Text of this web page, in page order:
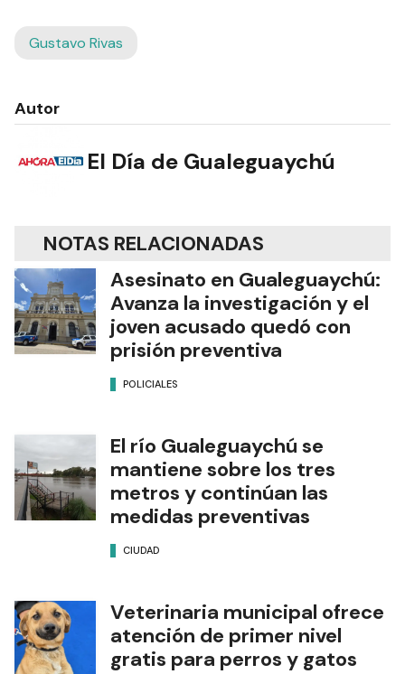
Gustavo Rivas
Autor
El Día de Gualeguaychú
NOTAS RELACIONADAS
Asesinato en Gualeguaychú:
Avanza la investigación y el
joven acusado quedó con
prisión preventiva
POLICIALES
El río Gualeguaychú se
mantiene sobre los tres
metros y continúan las
medidas preventivas
CIUDAD
Veterinaria municipal ofrece
atención de primer nivel
gratis para perros y gatos